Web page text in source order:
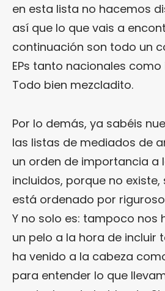
en esta lista no hacemos
así que lo que vais a
continuación son todo un
EPs tanto nacionales
Todo bien mezcladito.
Por lo demás, ya sabéis
las listas de mediados de
un orden de importancia a
incluidos, porque no
está ordenado por
Y no solo es: tampoco nos
un pelo a la hora de incluir
ha venido a la cabeza
para entender lo que